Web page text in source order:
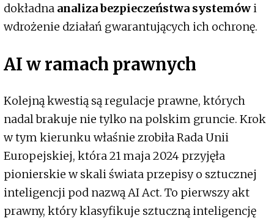
dokładna analiza bezpieczeństwa systemówi
wdrożenie działań gwarantujących ich ochronę.
AI w ramach prawnych
Kolejną kwestią są regulacje prawne, których
nadal brakuje nie tylko na polskim gruncie. Krok
w tym kierunku właśnie zrobiła Rada Unii
Europejskiej, która 21 maja 2024 przyjęła
pionierskie w skali świata przepisy o sztucznej
inteligencji pod nazwą AI Act. To pierwszy akt
prawny, który klasyfikuje sztuczną inteligencję